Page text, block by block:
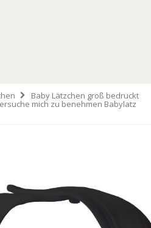
Baby Lätzchen groß bedruckt
mich zu benehmen Babylatz